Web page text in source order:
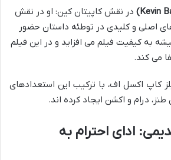
در نقش کاپیتان کین: او در نقش
اصلی و کلیدی در توطئه داستان حضور
به کیفیت فیلم می افزاید و در این فیلم
می کند.
کاپ اکسل اف، با ترکیب این استعدادهای
درام و اکشن ایجاد کرده اند.
ادای احترام به